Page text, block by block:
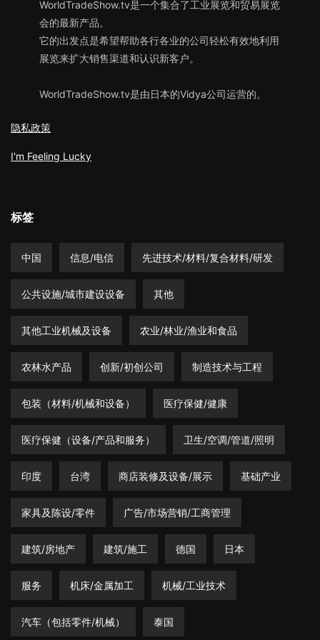
WorldTradeShow.tv是一个集合了工业展览和贸易展览
会的最新产品。
它的出发点是希望帮助各行各业的公司轻松有效地利用
展览来扩大销售渠道和认识新客户。
WorldTradeShow.tv是由日本的Vidya公司运营的。
隐私政策
I'm Feeling Lucky
标签
中国 信息/电信 先进技术/材料/复合材料/研发
公共设施/城市建设设备 其他
其他工业机械及设备 农业/林业/渔业和食品
农林水产品 创新/初创公司 制造技术与工程
包装（材料/机械和设备） 医疗保健/健康
医疗保健（设备/产品和服务） 卫生/空调/管道/照明
印度 台湾 商店装修及设备/展示 基础产业
家具及陈设/零件 广告/市场营销/工商管理
建筑/房地产 建筑/施工 德国 日本
服务 机床/金属加工 机械/工业技术
汽车（包括零件/机械） 泰国